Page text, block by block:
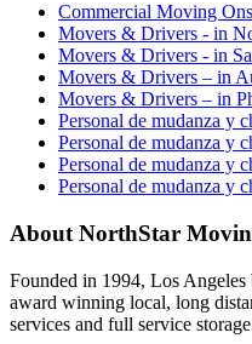
Commercial Moving
Movers & Drivers - in
Movers & Drivers - in
Movers & Drivers – in
Movers & Drivers – in
Personal de mudanza y
Personal de mudanza y
Personal de mudanza y
Personal de mudanza y
About NorthStar
Founded in 1994, Los
award winning local, long
services and full service